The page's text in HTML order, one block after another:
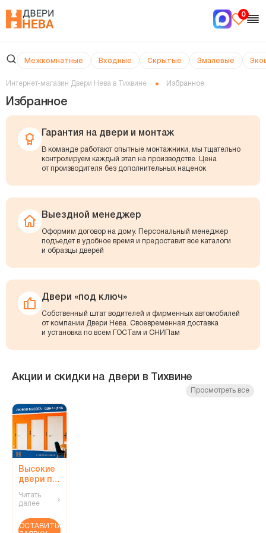
0
Межкомнатные Входные Скрытые Эмалевые
Интернет-магазин Двери Нева в Тихвине Избранное
Избранное
Гарантия на двери и монтаж
В команде работают опытные монтажники, мы тщательно
контролируем каждый этап на производстве. Цена
от производителя без дополнительных наценок
Выездной менеджер
Оформим договор на дому. Персональный менеджер
подъедет в удобное время и предоставит все каталоги
и образцы дверей
Двери «под ключ»
Собственный штат водителей и фирменных автомобилей
от компании Двери Нева. Своевременная доставка
и установка по всем ГОСТам и СНИПам
Акции и скидки на двери в Тихвине
Просмотреть все
Высокие
двери по
цене!
Читать
далее
ОСТАВИТЬ